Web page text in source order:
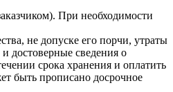
При необходимости
не допуске его порчи, утраты
достоверные сведения о
срока хранения и оплатить
быть прописано досрочное